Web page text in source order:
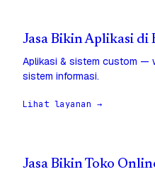
Jasa Bikin Aplikasi di
Aplikasi & sistem custom —
sistem informasi.
Lihat layanan →
Jasa Bikin Toko